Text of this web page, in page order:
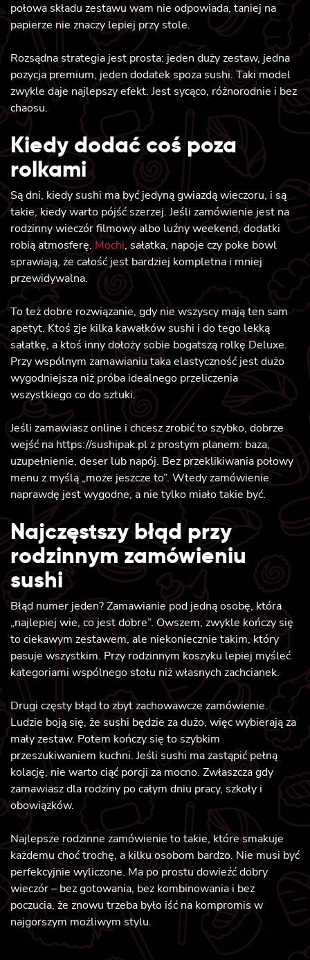
połowa składu zestawu wam nie odpowiada, taniej na
papierze nie znaczy lepiej przy stole.
Rozsądna strategia jest prosta: jeden duży zestaw, jedna
pozycja premium, jeden dodatek spoza sushi. Taki model
zwykle daje najlepszy efekt. Jest sycąco, różnorodnie i bez
chaosu.
Kiedy dodać coś poza
rolkami
Są dni, kiedy sushi ma być jedyną gwiazdą wieczoru, i są
takie, kiedy warto pójść szerzej. Jeśli zamówienie jest na
rodzinny wieczór filmowy albo luźny weekend, dodatki
robią atmosferę.Mochi, sałatka, napoje czy poke bowl
sprawiają, że całość jest bardziej kompletna i mniej
przewidywalna.
To też dobre rozwiązanie, gdy nie wszyscy mają ten sam
apetyt. Ktoś zje kilka kawałków sushi i do tego lekką
sałatkę, a ktoś inny dołoży sobie bogatszą rolkę Deluxe.
Przy wspólnym zamawianiu taka elastyczność jest dużo
wygodniejsza niż próba idealnego przeliczenia
wszystkiego co do sztuki.
Jeśli zamawiasz online i chcesz zrobić to szybko, dobrze
wejść na https://sushipak.pl z prostym planem: baza,
uzupełnienie, deser lub napój. Bez przeklikiwania połowy
menu z myślą „może jeszcze to”. Wtedy zamówienie
naprawdę jest wygodne, a nie tylko miało takie być.
Najczęstszy błąd przy
rodzinnym zamówieniu
sushi
Błąd numer jeden? Zamawianie pod jedną osobę, która
„najlepiej wie, co jest dobre”. Owszem, zwykle kończy się
to ciekawym zestawem, ale niekoniecznie takim, który
pasuje wszystkim. Przy rodzinnym koszyku lepiej myśleć
kategoriami wspólnego stołu niż własnych zachcianek.
Drugi częsty błąd to zbyt zachowawcze zamówienie.
Ludzie boją się, że sushi będzie za dużo, więc wybierają za
mały zestaw. Potem kończy się to szybkim
przeszukiwaniem kuchni. Jeśli sushi ma zastąpić pełną
kolację, nie warto ciąć porcji za mocno. Zwłaszcza gdy
zamawiasz dla rodziny po całym dniu pracy, szkoły i
obowiązków.
Najlepsze rodzinne zamówienie to takie, które smakuje
każdemu choć trochę, a kilku osobom bardzo. Nie musi być
perfekcyjnie wyliczone. Ma po prostu dowieźć dobry
wieczór – bez gotowania, bez kombinowania i bez
poczucia, że znowu trzeba było iść na kompromis w
najgorszym możliwym stylu.